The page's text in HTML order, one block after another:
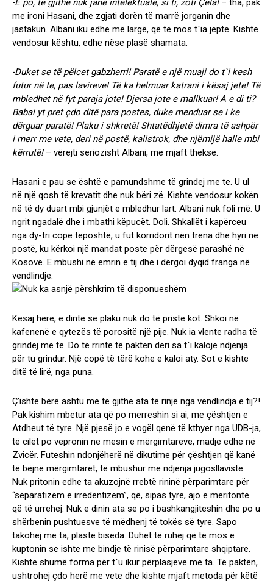
-E po, të gjithë nuk janë intelektualë, si ti, zoti Çela!– tha, pak
me ironi Hasani, dhe zgjati dorën të marrë jorganin dhe
jastakun. Albani iku edhe më largë, që të mos t`ia jepte. Kishte
vendosur kështu, edhe nëse plasë shamata.
-Duket se të pëlcet gabzherri! Paratë e një muaji do t`i kesh
futur në te, pas lavireve! Të ka helmuar katrani i kësaj jete! Të
mbledhet në fyt paraja jote! Djersa jote e mallkuar! A e di ti?
Babai yt pret çdo ditë para postes, duke menduar se i ke
dërguar paratë! Plaku i shkretë! Shtatëdhjetë dimra të ashpër
i merr me vete, deri në postë, kalistrok, dhe njëmijë halle mbi
kërrutë!– vërejti seriozisht Albani, me mjaft thekse.
Hasani e pau se është e pamundshme të grindej me te. U ul
në një qosh të krevatit dhe nuk bëri zë. Kishte vendosur kokën
në të dy duart mbi gjunjët e mbledhur lart. Albani nuk foli më. U
ngrit ngadalë dhe i mbathi këpucët. Doli. Shkallët i kapërceu
nga dy-tri copë teposhtë, u fut korridorit nën trena dhe hyri në
postë, ku kërkoi një mandat poste për dërgesë parashë në
Kosovë. E mbushi në emrin e tij dhe i dërgoi dyqid franga në
vendlindje.
Kësaj here, e dinte se plaku nuk do të priste kot. Shkoi në
kafenenë e qytezës të porositë një pije. Nuk ia vlente radha të
grindej me te. Do të rrinte të paktën deri sa t`i kalojë ndjenja
për tu grindur. Një copë të tërë kohe e kaloi aty. Sot e kishte
ditë të lirë, nga puna.
Ç’ishte bërë ashtu me të gjithë ata të rinjë nga vendlindja e tij?!
Pak kishim mbetur ata që po merreshin si ai, me çështjen e
Atdheut të tyre. Një pjesë jo e vogël qenë të kthyer nga UDB-ja,
të cilët po vepronin në mesin e mërgimtarëve, madje edhe në
Zvicër. Futeshin ndonjëherë në dikutime për çështjen që kanë
të bëjnë mërgimtarët, të mbushur me ndjenja jugosllaviste.
Nuk pritonin edhe ta akuzojnë rrebtë rininë përparimtare për
“separatizëm e irredentizëm”, që, sipas tyre, ajo e meritonte
që të urrehej. Nuk e dinin ata se po i bashkangjiteshin dhe po u
shërbenin pushtuesve të mëdhenj të tokës së tyre. Sapo
takohej me ta, plaste biseda. Duhet të ruhej që të mos e
kuptonin se ishte me bindje të rinisë përparimtare shqiptare.
Kishte shumë forma për t`u ikur përplasjeve me ta. Të paktën,
ushtrohej çdo herë me vete dhe kishte mjaft metoda për këtë